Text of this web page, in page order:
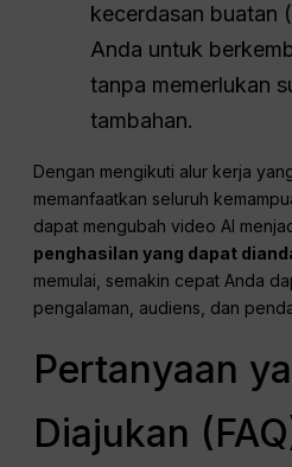
kecerdasan buatan
Anda untuk
tanpa memerlukan
tambahan.
Dengan mengikuti alur kerja
memanfaatkan seluruh
dapat mengubah video AI
penghasilan yang dapat
memulai, semakin cepat Anda
pengalaman, audiens, dan
Pertanyaan
Diajukan